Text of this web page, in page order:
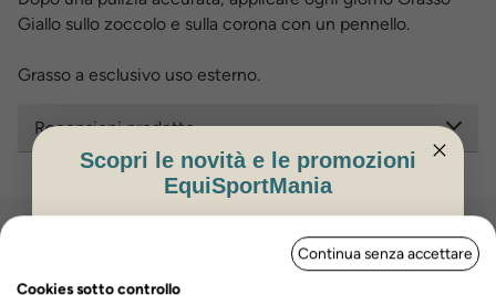
Giallo sullo zoccolo e sulla corona con un pennello.
Grasso a esclusivo uso esterno.
Recensioni prodotto
Contatta il nostro servizio di assistenza
Continua senza accettare
Cookies sotto controllo
Scopri le novità e le promozioni
EquiSportMania
ISCRIVITI PER OTTENERE IL 5%
DI SCONTO